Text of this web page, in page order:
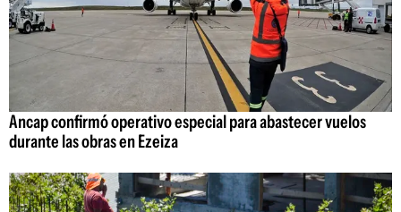
Ancap confirmó operativo especial para abastecer vuelos
durante las obras en Ezeiza